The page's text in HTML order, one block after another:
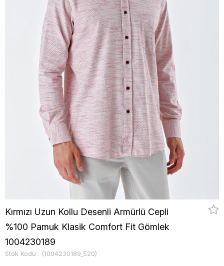
Kırmızı Uzun Kollu Desenli Armürlü Cepli
%100 Pamuk Klasik Comfort Fit Gömlek
1004230189
Stok Kodu (1004230189_520)